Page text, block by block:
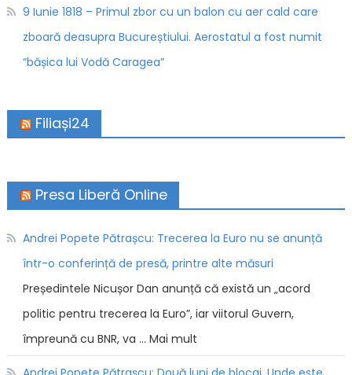
9 Iunie 1818 – Primul zbor cu un balon cu aer cald care
zboară deasupra Bucureștiului. Aerostatul a fost numit
“bășica lui Vodă Caragea”
Filiași24
Presa Liberă Online
Andrei Popete Pătrașcu: Trecerea la Euro nu se anunță
într-o conferință de presă, printre alte măsuri
Președintele Nicușor Dan anunță că există un „acord
politic pentru trecerea la Euro”, iar viitorul Guvern,
împreună cu BNR, va … Mai mult